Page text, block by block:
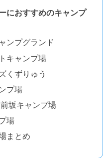
におすすめのキャンプ
ンプグランド
キャンプ場
くずりゅう
プ場
坂キャンプ場
場
まとめ